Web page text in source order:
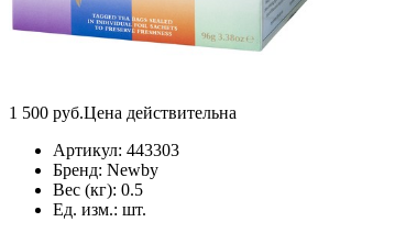
1 500 руб.Цена действительна
Артикул: 443303
Бренд: Newby
Вес (кг): 0.5
Ед. изм.: шт.